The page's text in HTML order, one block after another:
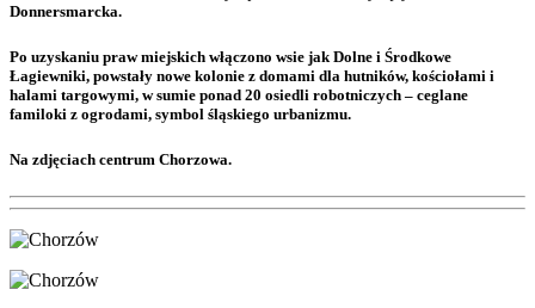
Donnersmarcka.
Po uzyskaniu praw miejskich włączono wsie jak Dolne i Środkowe
Łagiewniki, powstały nowe kolonie z domami dla hutników, kościołami i
halami targowymi, w sumie ponad 20 osiedli robotniczych – ceglane
familoki z ogrodami, symbol śląskiego urbanizmu.
Na zdjęciach centrum Chorzowa.